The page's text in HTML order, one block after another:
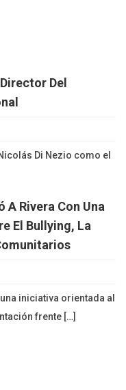
Del
Di Nezio como el
A Rivera Con Una
El Bullying, La
iniciativa orientada al
frente […]